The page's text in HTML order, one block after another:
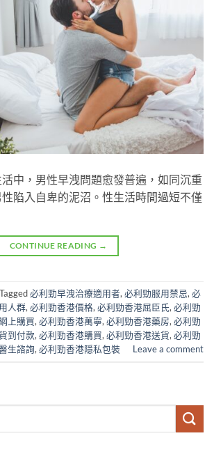
中，男性早洩問題愈發普遍，如同沉重
陷入自卑的泥沼。性生活時間過短不僅
CONTINUE READING →
Tagged必利勁早洩治療適用者,必利勁服用禁忌,必
人群,必利勁香港價格,必利勁香港屈臣氏,必利勁
上購買,必利勁香港萬寧,必利勁香港藥房,必利勁
到付款,必利勁香港購買,必利勁香港送貨,必利勁
生諮詢,必利勁香港隱私包裝 Leave a comment